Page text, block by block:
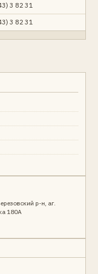
3 82 31
3 82 31
р-н, аг.
180А